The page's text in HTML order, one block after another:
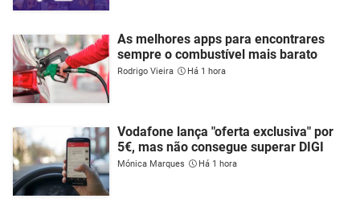
As melhores apps para encontrares
sempre o combustível mais barato
Rodrigo Vieira Há 1 hora
Vodafone lança "oferta exclusiva" por
5€, mas não consegue superar DIGI
Mónica Marques Há 1 hora